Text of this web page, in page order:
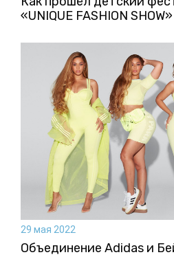
«UNIQUE FASHION SHOW»
29 мая 2022
Объединение Adidas и